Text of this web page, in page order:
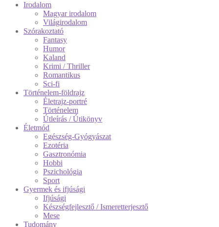
Irodalom
Magyar irodalom
Világirodalom
Szórakoztató
Fantasy
Humor
Kaland
Krimi / Thriller
Romantikus
Sci-fi
Történelem-földrajz
Életrajz-portré
Történelem
Útleírás / Útikönyv
Életmód
Egészség-Gyógyászat
Ezotéria
Gasztronómia
Hobbi
Pszichológia
Sport
Gyermek és ifjúsági
Ifjúsági
Készségfejlesztő / Ismeretterjesztő
Mese
Tudomány